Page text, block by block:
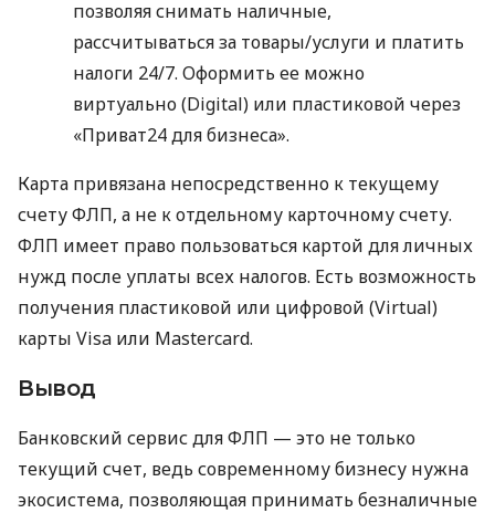
позволяя снимать наличные,
рассчитываться за товары/услуги и платить
налоги 24/7. Оформить ее можно
виртуально (Digital) или пластиковой через
«Приват24 для бизнеса».
Карта привязана непосредственно к текущему
счету ФЛП, а не к отдельному карточному счету.
ФЛП имеет право пользоваться картой для личных
нужд после уплаты всех налогов. Есть возможность
получения пластиковой или цифровой (Virtual)
карты Visa или Mastercard.
Вывод
Банковский сервис для ФЛП — это не только
текущий счет, ведь современному бизнесу нужна
экосистема, позволяющая принимать безналичные